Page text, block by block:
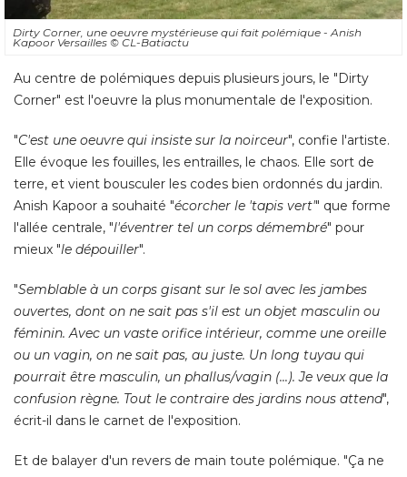
Dirty Corner, une oeuvre mystérieuse qui fait polémique - Anish
Kapoor Versailles © CL-Batiactu
Au centre de polémiques depuis plusieurs jours, le "Dirty
Corner" est l'oeuvre la plus monumentale de l'exposition.
"C'est une oeuvre qui insiste sur la noirceur", confie l'artiste.
Elle évoque les fouilles, les entrailles, le chaos. Elle sort de
terre, et vient bousculer les codes bien ordonnés du jardin.
Anish Kapoor a souhaité "écorcher le 'tapis vert'" que forme
l'allée centrale, "l'éventrer tel un corps démembré" pour
mieux "le dépouiller".
"Semblable à un corps gisant sur le sol avec les jambes
ouvertes, dont on ne sait pas s'il est un objet masculin ou
féminin. Avec un vaste orifice intérieur, comme une oreille
ou un vagin, on ne sait pas, au juste. Un long tuyau qui
pourrait être masculin, un phallus/vagin (...). Je veux que la
confusion règne. Tout le contraire des jardins nous attend",
écrit-il dans le carnet de l'exposition.
Et de balayer d'un revers de main toute polémique. "Ça ne